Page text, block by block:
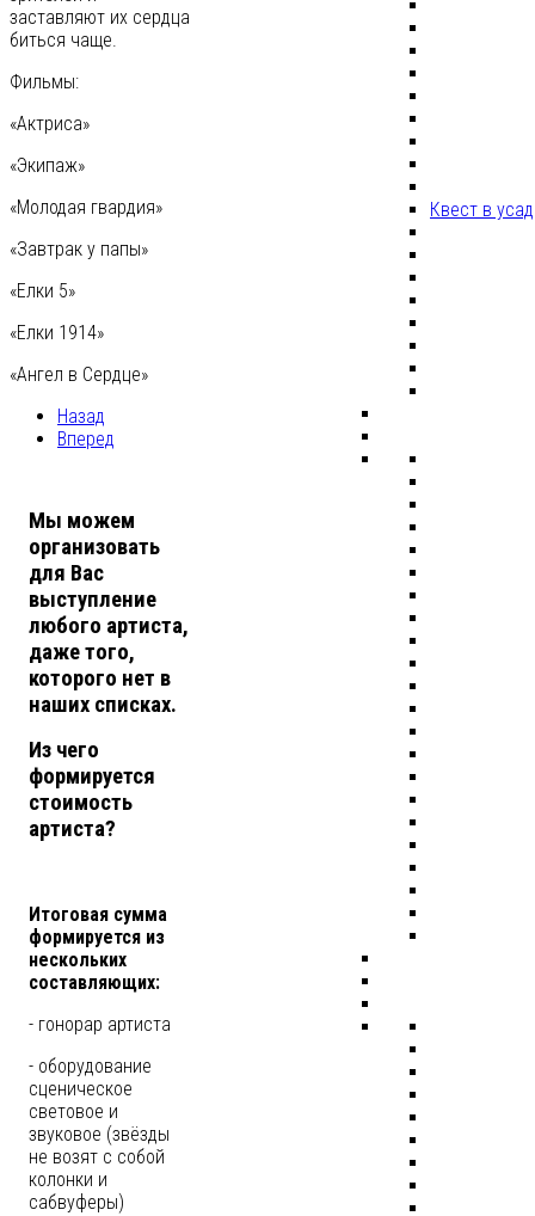
Квест в
заставляют их сердца
биться чаще.
Фильмы:
«Актриса»
«Экипаж»
«Молодая гвардия»
«Завтрак у папы»
«Елки 5»
«Елки 1914»
«Ангел в Сердце»
Назад
Вперед
Мы можем
организовать
для Вас
выступление
любого артиста,
даже того,
которого нет в
наших списках.
Из чего
формируется
стоимость
артиста?
Итоговая сумма
формируется из
нескольких
составляющих:
- гонорар артиста
- оборудование
сценическое
световое и
звуковое (звёзды
не возят с собой
колонки и
сабвуферы)